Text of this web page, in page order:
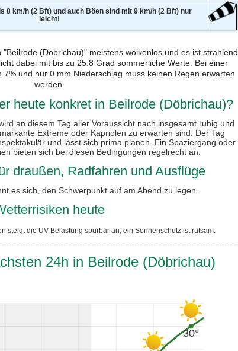
8 km/h (2 Bft) und auch Böen sind mit 9 km/h (2 Bft) nur
leicht!
(Döbrichau)" meistens wolkenlos und es ist strahlend
dabei mit bis zu 25.8 Grad sommerliche Werte. Bei einer
7% und nur 0 mm Niederschlag muss keinen Regen erwarten
werden.
heute konkret in Beilrode (Döbrichau)?
an diesem Tag aller Voraussicht nach insgesamt ruhig und
Extreme oder Kapriolen zu erwarten sind. Der Tag
und lässt sich prima planen. Ein Spaziergang oder
bieten sich bei diesen Bedingungen regelrecht an.
draußen, Radfahren und Ausflüge
es sich, den Schwerpunkt auf am Abend zu legen.
heute
steigt die UV-Belastung spürbar an; ein Sonnenschutz ist ratsam.
24h in Beilrode (Döbrichau)
30°